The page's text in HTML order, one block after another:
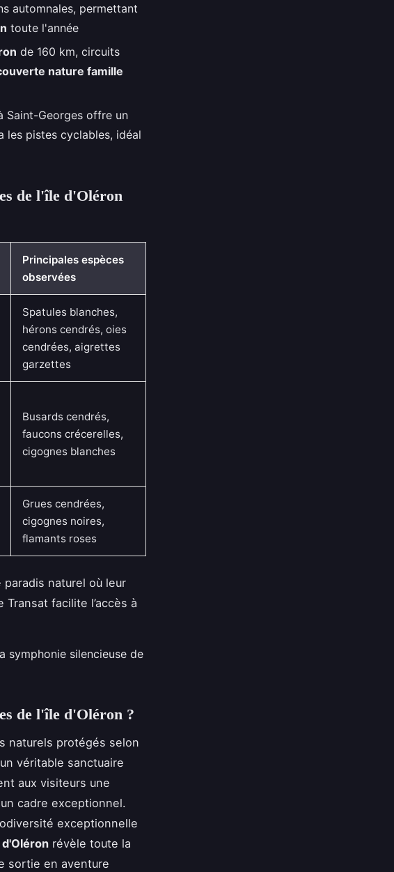
automnales, permettant
toute l'année
de 160 km, circuits
nature famille
Saint-Georges offre un
les pistes cyclables, idéal
de l'île d'Oléron
Principales espèces
observées
Spatules blanches,
hérons cendrés, oies
cendrées, aigrettes
garzettes
Busards cendrés,
faucons crécerelles,
cigognes blanches
Grues cendrées,
cigognes noires,
flamants roses
naturel où leur
Transat facilite l’accès à
symphonie silencieuse de
de l'île d'Oléron ?
naturels protégés selon
véritable sanctuaire
aux visiteurs une
cadre exceptionnel.
exceptionnelle
révèle toute la
sortie en aventure